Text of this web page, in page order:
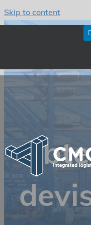
Skip to content